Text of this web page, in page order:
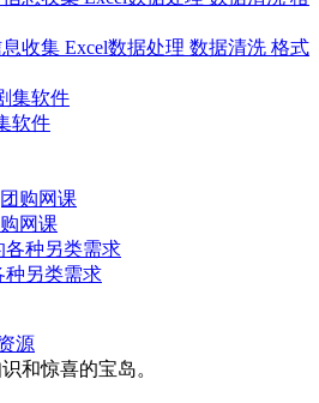
收集 Excel数据处理 数据清洗 格式
软件
网课
种另类需求
和惊喜的宝岛。